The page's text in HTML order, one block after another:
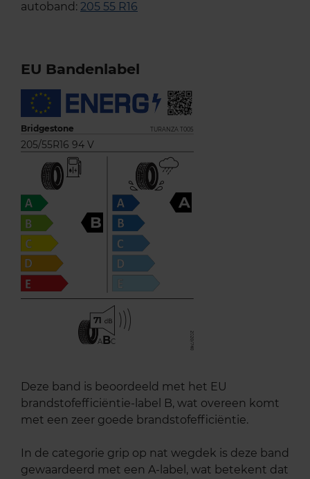
autoband: 205 55 R16
EU Bandenlabel
Bridgestone TURANZA T005
205/55R16 94 V
B
A
71
ABC
Deze band is beoordeeld met het EU
brandstofefficiëntie-label B, wat overeen komt
met een zeer goede brandstofefficiëntie.
In de categorie grip op nat wegdek is deze band
gewaardeerd met een A-label, wat betekent dat